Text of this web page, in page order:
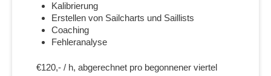
Kalibrierung
Erstellen von Sailcharts und Saillists
Coaching
Fehleranalyse
€120,- / h, abgerechnet pro begonnener viertel